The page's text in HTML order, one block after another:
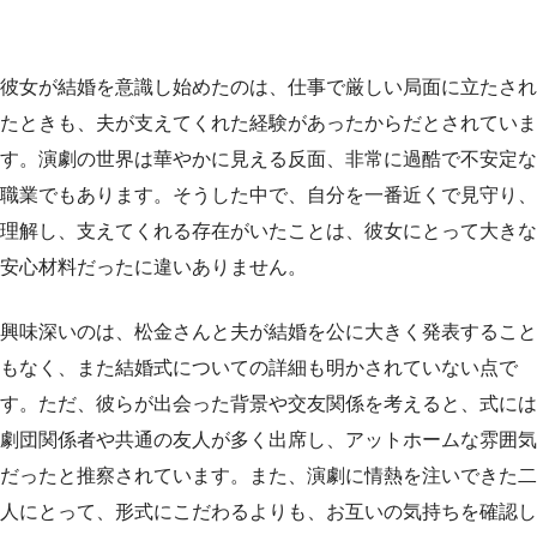
彼女が結婚を意識し始めたのは、仕事で厳しい局面に立たされ
たときも、夫が支えてくれた経験があったからだとされていま
す。演劇の世界は華やかに見える反面、非常に過酷で不安定な
職業でもあります。そうした中で、自分を一番近くで見守り、
理解し、支えてくれる存在がいたことは、彼女にとって大きな
安心材料だったに違いありません。
興味深いのは、松金さんと夫が結婚を公に大きく発表すること
もなく、また結婚式についての詳細も明かされていない点で
す。ただ、彼らが出会った背景や交友関係を考えると、式には
劇団関係者や共通の友人が多く出席し、アットホームな雰囲気
だったと推察されています。また、演劇に情熱を注いできた二
人にとって、形式にこだわるよりも、お互いの気持ちを確認し